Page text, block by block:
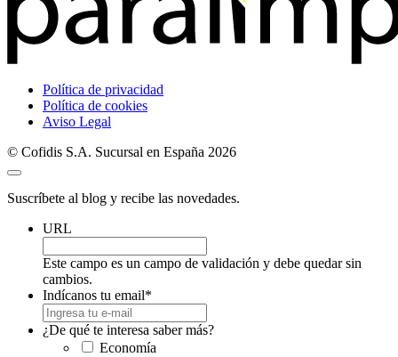
Política de privacidad
Política de cookies
Aviso Legal
© Cofidis S.A. Sucursal en España 2026
Suscríbete al blog y recibe las novedades.
URL
Este campo es un campo de validación y debe quedar sin
cambios.
Indícanos tu email*
¿De qué te interesa saber más?
Economía